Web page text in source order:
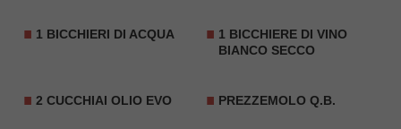
1 BICCHIERI DI ACQUA
1 BICCHIERE DI VINO
BIANCO SECCO
2 CUCCHIAI OLIO EVO PREZZEMOLO Q.B.